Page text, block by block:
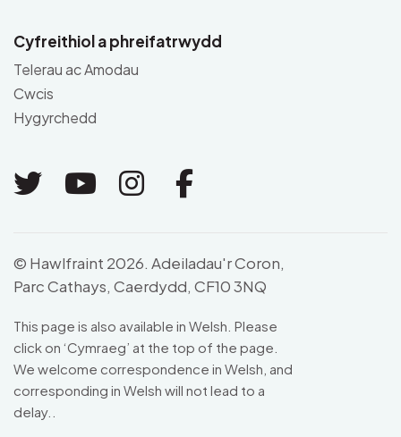
Cyfreithiol a phreifatrwydd
Telerau ac Amodau
Cwcis
Hygyrchedd
Link to Twitter
Link to Youtube
Link to Instagram
Link to
© Hawlfraint 2026. Adeiladau'r Coron,
Parc Cathays, Caerdydd, CF10 3NQ
This page is also available in Welsh. Please
click on ‘Cymraeg’ at the top of the page.
We welcome correspondence in Welsh, and
corresponding in Welsh will not lead to a
delay..